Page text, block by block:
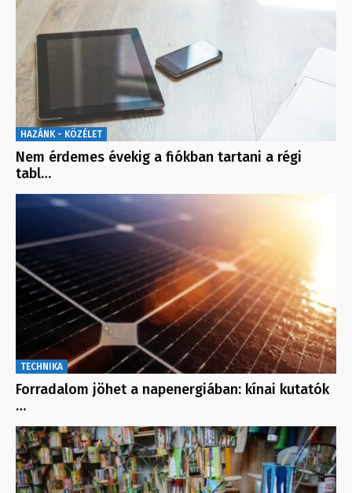
HAZÁNK - KÖZÉLET
Nem érdemes évekig a fiókban tartani a régi
tabl…
TECHNIKA
Forradalom jöhet a napenergiában: kínai kutatók
…